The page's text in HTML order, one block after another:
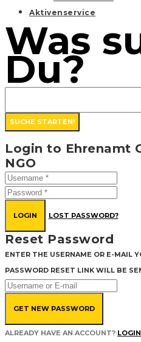
Aktivenservice
Was
Du?
Login to Ehrenamt
NGO
LOGIN LOST PASSWORD?
Reset Password
ENTER THE USERNAME OR E-MAIL
PASSWORD RESET LINK WILL BE
GET NEW PASSWORD
ALREADY HAVE AN ACCOUNT? LOGIN